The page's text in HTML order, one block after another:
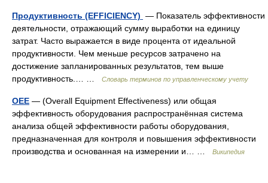
Продуктивность (EFFICIENCY) — Показатель эффективности
деятельности, отражающий сумму выработки на единицу
затрат. Часто выражается в виде процента от идеальной
продуктивности. Чем меньше ресурсов затрачено на
достижение запланированных результатов, тем выше
продуктивность.… …
Словарь терминов по управленческому учету
OEE — (Overall Equipment Effectiveness) или общая
эффективность оборудования распространённая система
анализа общей эффективности работы оборудования,
предназначенная для контроля и повышения эффективности
производства и основанная на измерении и… …
Википедия